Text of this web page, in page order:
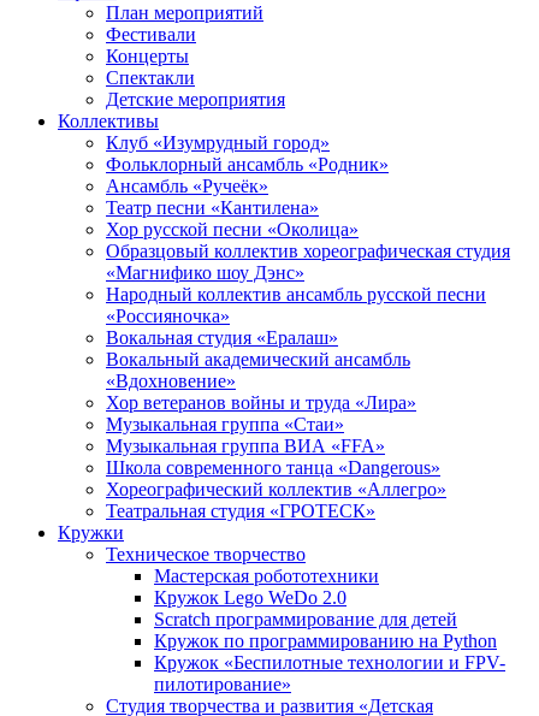
План мероприятий
Фестивали
Концерты
Спектакли
Детские мероприятия
Коллективы
Клуб «Изумрудный город»
Фольклорный ансамбль «Родник»
Ансамбль «Ручеёк»
Театр песни «Кантилена»
Хор русской песни «Околица»
Образцовый коллектив хореографическая студия
«Магнифико шоу Дэнс»
Народный коллектив ансамбль русской песни
«Россияночка»
Вокальная студия «Ералаш»
Вокальный академический ансамбль
«Вдохновение»
Хор ветеранов войны и труда «Лира»
Музыкальная группа «Стаи»
Музыкальная группа ВИА «FFA»
Школа современного танца «Dangerous»
Хореографический коллектив «Аллегро»
Театральная студия «ГРОТЕСК»
Кружки
Техническое творчество
Мастерская робототехники
Кружок Lego WeDo 2.0
Scratch программирование для детей
Кружок по программированию на Python
Кружок «Беспилотные технологии и FPV-
пилотирование»
Студия творчества и развития «Детская